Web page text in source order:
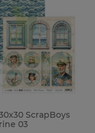
ScrapBoys
03